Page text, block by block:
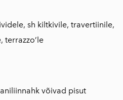
sh kiltkivile, travertiinile,
terrazzo’le
võivad pisut